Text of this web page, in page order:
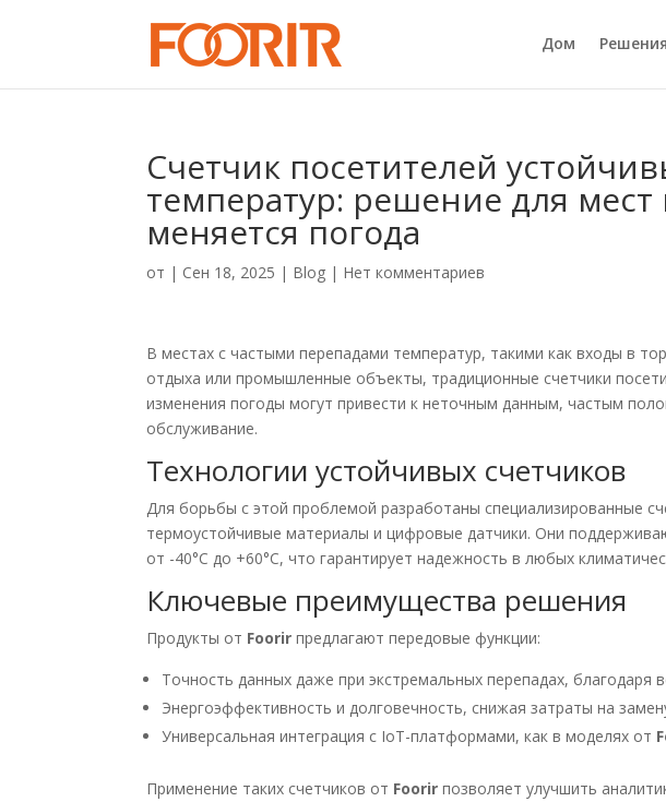
Дом Решения
Счетчик посетителей
температур: решение для мест
меняется погода
от | Сен 18, 2025 | Blog | Нет комментариев
В местах с частыми перепадами температур, такими как входы в
отдыха или промышленные объекты, традиционные счетчики
изменения погоды могут привести к неточным данным, частым
обслуживание.
Технологии устойчивых счетчиков
Для борьбы с этой проблемой разработаны специализированные
термоустойчивые материалы и цифровые датчики. Они
от -40°C до +60°C, что гарантирует надежность в любых
Ключевые преимущества решения
Продукты от Foorir предлагают передовые функции:
Точность данных даже при экстремальных перепадах,
Энергоэффективность и долговечность, снижая затраты на
Универсальная интеграция с IoT-платформами, как в моделях от
Применение таких счетчиков от Foorir позволяет улучшить